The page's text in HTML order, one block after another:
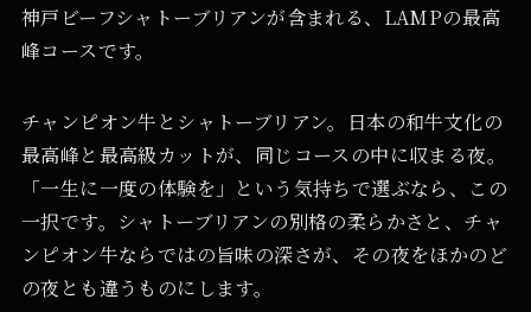
神戸ビーフシャトーブリアンが含まれる、LAMPの最高
峰コースです。
チャンピオン牛とシャトーブリアン。日本の和牛文化の
最高峰と最高級カットが、同じコースの中に収まる夜。
「一生に一度の体験を」という気持ちで選ぶなら、この
一択です。シャトーブリアンの別格の柔らかさと、チャ
ンピオン牛ならではの旨味の深さが、その夜をほかのど
の夜とも違うものにします。